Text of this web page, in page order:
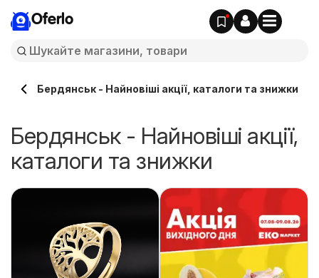
Oferlo
Бердянськ - Найновіші акції, каталоги та знижки
Бердянськ - Найновіші акції,
каталоги та знижки